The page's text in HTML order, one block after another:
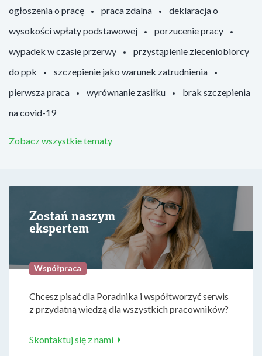
ogłoszenia o pracę praca zdalna
deklaracja o
wysokości wpłaty podstawowej
porzucenie pracy
wypadek w czasie przerwy
przystąpienie zleceniobiorcy
do ppk
szczepienie jako warunek zatrudnienia
pierwsza praca
wyrównanie zasiłku
brak szczepienia
na covid-19
Zobacz wszystkie tematy
Zostań naszym
ekspertem
Współpraca
Chcesz pisać dla Poradnika i współtworzyć serwis
z przydatną wiedzą dla wszystkich pracowników?
Skontaktuj się z nami